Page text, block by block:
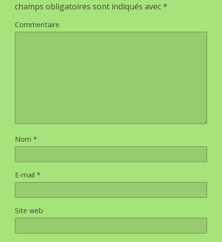
champs obligatoires sont indiqués avec*
Commentaire
Nom *
E-mail *
Site web